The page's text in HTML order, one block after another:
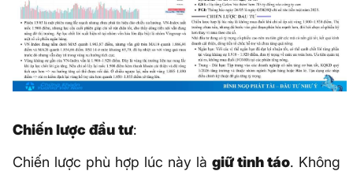
Chiến lược đầu tư:
Chiến lược phù hợp lúc này là giữ tỉnh táo. Không